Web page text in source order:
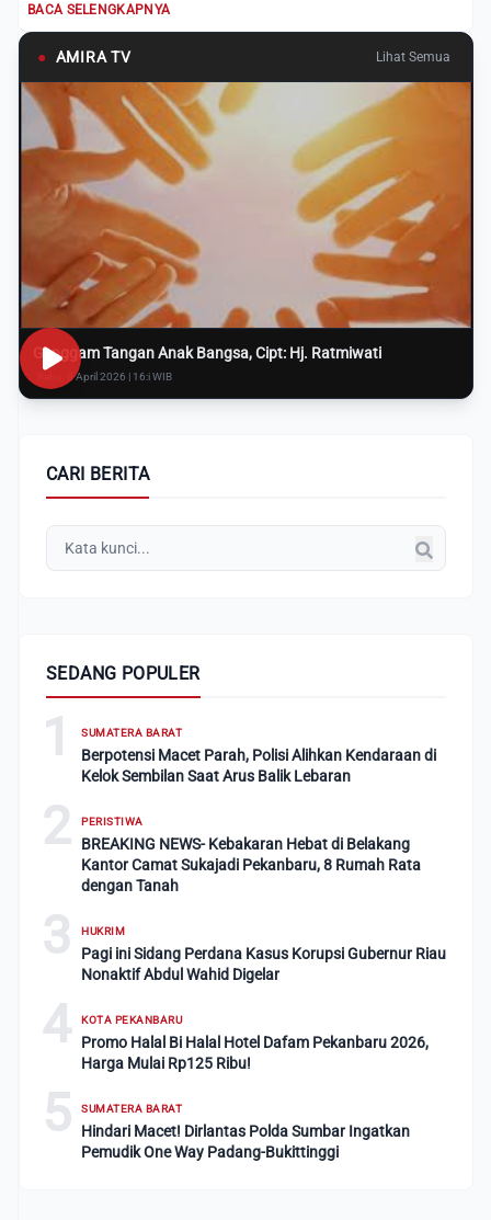
BACA SELENGKAPNYA
● AMIRA TV Lihat Semua
Genggam Tangan Anak Bangsa, Cipt: Hj. Ratmiwati
Rabu, 8 April 2026 | 16:i WIB
CARI BERITA
SEDANG POPULER
1 SUMATERA BARAT
Berpotensi Macet Parah, Polisi Alihkan Kendaraan di
Kelok Sembilan Saat Arus Balik Lebaran
2 PERISTIWA
BREAKING NEWS- Kebakaran Hebat di Belakang
Kantor Camat Sukajadi Pekanbaru, 8 Rumah Rata
dengan Tanah
3 HUKRIM
Pagi ini Sidang Perdana Kasus Korupsi Gubernur Riau
Nonaktif Abdul Wahid Digelar
4 KOTA PEKANBARU
Promo Halal Bi Halal Hotel Dafam Pekanbaru 2026,
Harga Mulai Rp125 Ribu!
5 SUMATERA BARAT
Hindari Macet! Dirlantas Polda Sumbar Ingatkan
Pemudik One Way Padang-Bukittinggi